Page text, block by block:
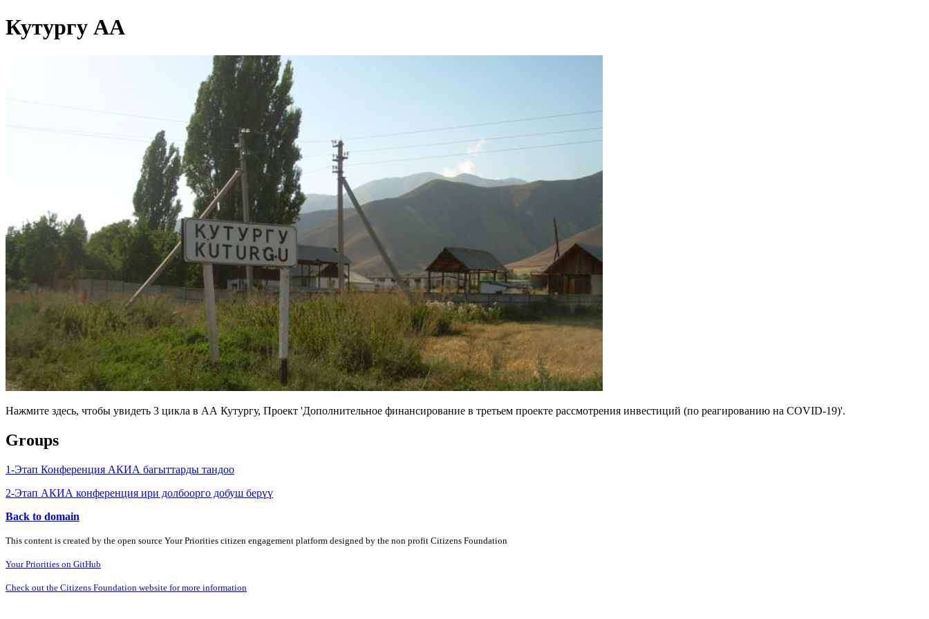
Кутургу АА
Нажмите здесь, чтобы увидеть 3 цикла в АА Кутургу, Проект 'Дополнительное финансирование в третьем проекте рассмотрения инвестиций (по реагированию на COVID-19)'.
Groups
1-Этап Конференция АКИА багыттарды тандоо
2-Этап АКИА конференция ири долбоорго добуш берүү
Back to domain
This content is created by the open source Your Priorities citizen engagement platform designed by the non profit Citizens Foundation
Your Priorities on GitHub
Check out the Citizens Foundation website for more information